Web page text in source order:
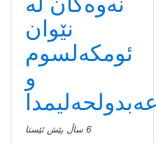
نێوان
ئومکەلسوم
و
عەبدولحەلیمدا
6 ساڵ پێش ئێستا